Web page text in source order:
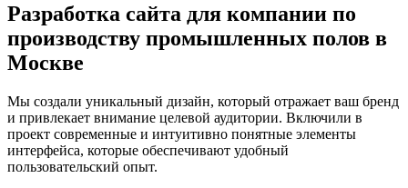
Разработка сайта для компании по
производству промышленных полов в
Москве
Мы создали уникальный дизайн, который отражает ваш бренд
и привлекает внимание целевой аудитории. Включили в
проект современные и интуитивно понятные элементы
интерфейса, которые обеспечивают удобный
пользовательский опыт.